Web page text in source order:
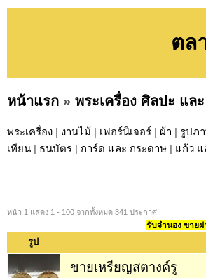
ตล
หน้าแรก » พระเครื่อง ศิลปะ แล
พระเครื่อง | งานไม้ | เฟอร์นิเจอร์ | ผ้า | รูปภ
เทียน | ธนบัตร | การ์ด และ กระดาษ | แก้ว แ
หน้า 1 แสดง 1 - 100 จากทั้งหมด 341 ประกาศ
รับจำนอง ขายฝ
รูป
ขายเหรียญสตางค์รู